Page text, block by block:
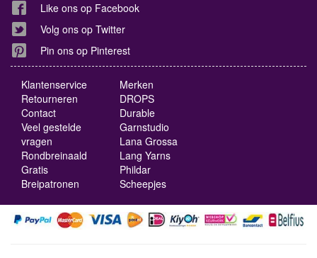
Like ons op Facebook
Volg ons op Twitter
Pin ons op Pinterest
Klantenservice
Retourneren
Contact
Veel gestelde
vragen
Rondbreinaald
Gratis
Breipatronen
Merken
DROPS
Durable
Garnstudio
Lana Grossa
Lang Yarns
Phildar
Scheepjes